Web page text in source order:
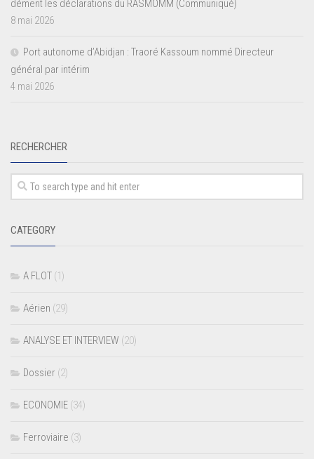
dément les déclarations du RASMOMM (Communiqué)
8 mai 2026
Port autonome d’Abidjan : Traoré Kassoum nommé Directeur
général par intérim
4 mai 2026
RECHERCHER
CATEGORY
A FLOT (1)
Aérien (29)
ANALYSE ET INTERVIEW (20)
Dossier (2)
ECONOMIE (34)
Ferroviaire (3)